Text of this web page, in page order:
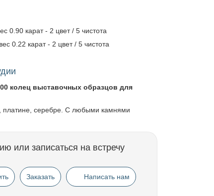
0.90 карат - 2 цвет / 5 чистота
0.22 карат - 2 цвет / 5 чистота
колец выставочных образцов для
платине, серебре. С любыми камнями
или записаться на встречу
Заказать Написать нам